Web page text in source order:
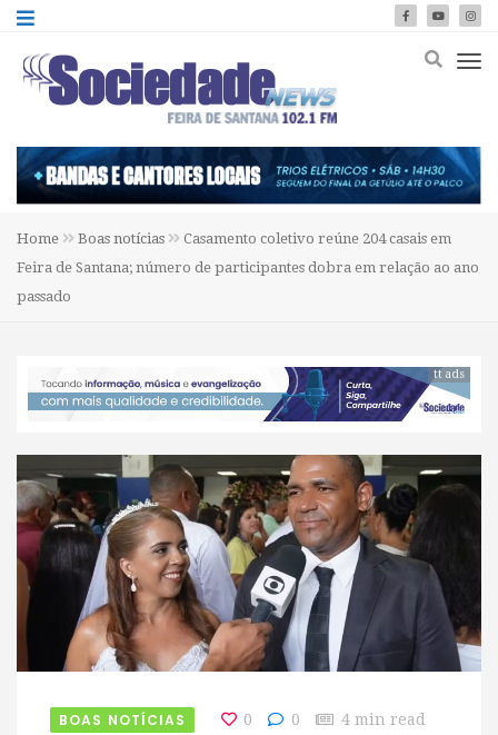
Home Boas notícias
Casamento coletivo reúne 204 casais em
Feira de Santana; número de participantes dobra em relação ao ano
passado
tt ads
BOAS NOTÍCIAS 0 0 4 min read